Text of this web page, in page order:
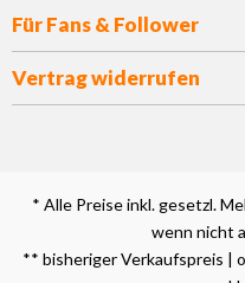
Für Fans & Follower
Vertrag widerrufen
* Alle Preise inkl. gesetzl.
wenn nicht
** bisheriger Verkaufspreis |